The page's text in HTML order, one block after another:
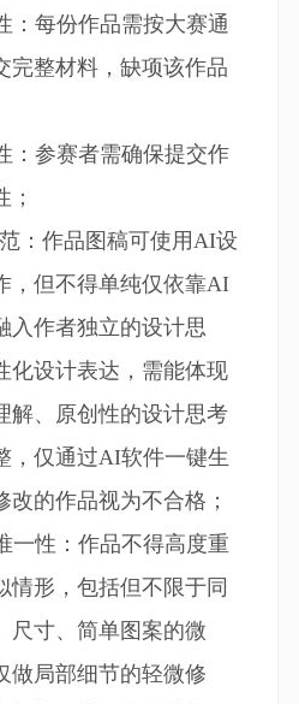
：每份作品需按大赛通
完整材料，缺项该作品
：参赛者需确保提交作
：作品图稿可使用AI设
，但不得单纯仅依靠AI
入作者独立的设计思
化设计表达，需能体现
解、原创性的设计思考
，仅通过AI软件一键生
的作品视为不合格；
一性：作品不得高度重
情形，包括但不限于同
尺寸、简单图案的微
做局部细节的轻微修